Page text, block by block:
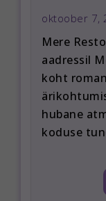
oktoober 7,
Mere
aadressil
koht
hubane
koduse